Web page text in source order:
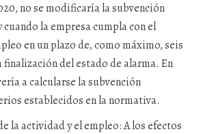
no se modificaría la subvención
la empresa cumpla con el
en un plazo de, como máximo, seis
finalización del estado de alarma. En
a calcularse la subvención
establecidos en la normativa.
la actividad y el empleo: A los efectos